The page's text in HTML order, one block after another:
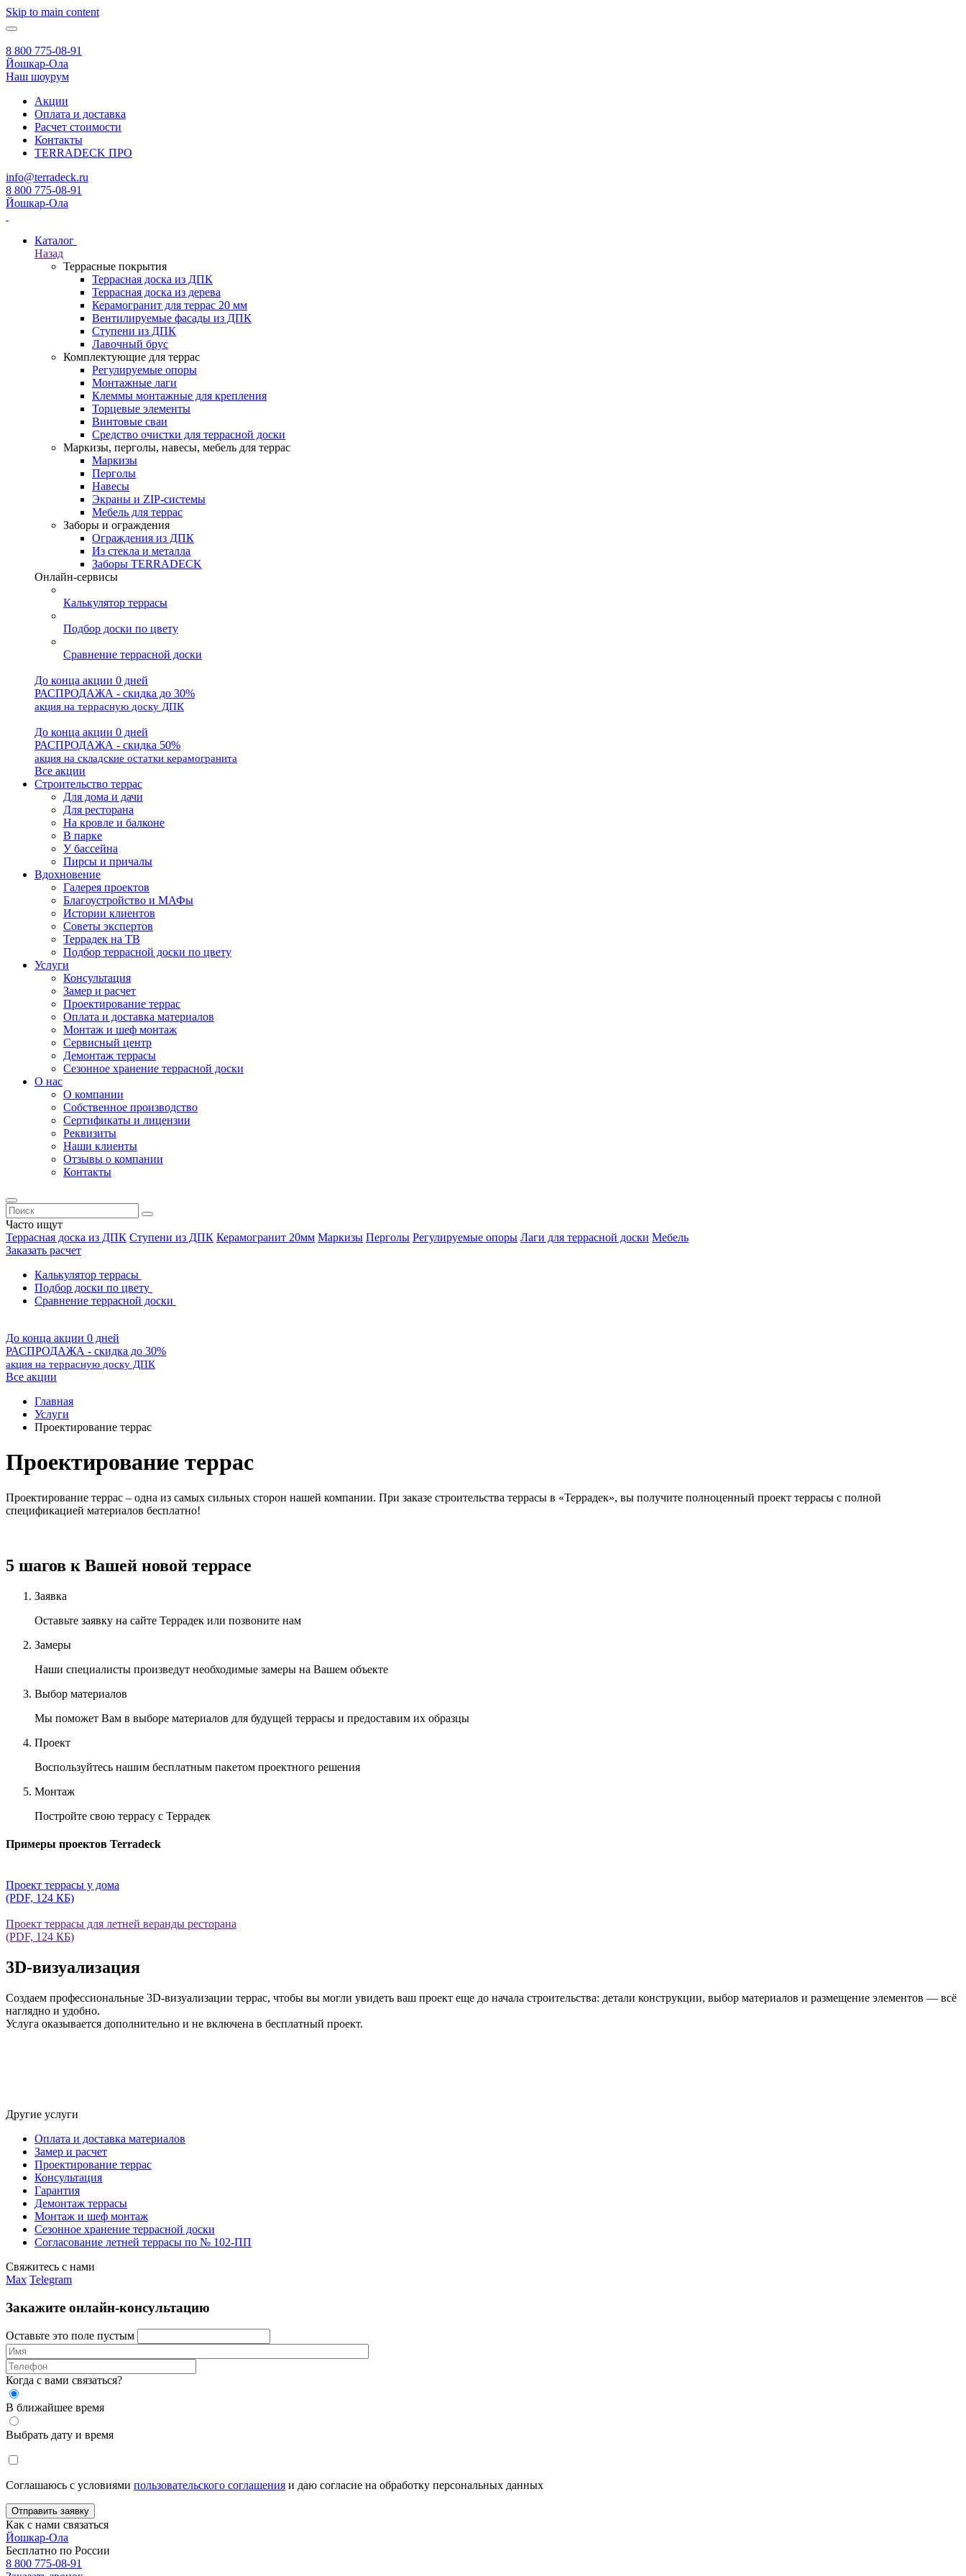
Skip to main content
8 800 775-08-91
Йошкар-Ола
Наш шоурум
Акции
Оплата и доставка
Расчет стоимости
Контакты
TERRADECK ПРО
info@terradeck.ru
8 800 775-08-91
Йошкар-Ола
Каталог
Назад
Террасные покрытия
Террасная доска из ДПК
Террасная доска из дерева
Керамогранит для террас 20 мм
Вентилируемые фасады из ДПК
Ступени из ДПК
Лавочный брус
Комплектующие для террас
Регулируемые опоры
Монтажные лаги
Клеммы монтажные для крепления
Торцевые элементы
Винтовые сваи
Средство очистки для террасной доски
Маркизы, перголы, навесы, мебель для террас
Маркизы
Перголы
Навесы
Экраны и ZIP-системы
Мебель для террас
Заборы и ограждения
Ограждения из ДПК
Из стекла и металла
Заборы TERRADECK
Онлайн-сервисы
Калькулятор террасы
Подбор доски по цвету
Сравнение террасной доски
До конца акции 0 дней
РАСПРОДАЖА - скидка до 30%
акция на террасную доску ДПК
До конца акции 0 дней
РАСПРОДАЖА - скидка 50%
акция на складские остатки керамогранита
Все акции
Строительство террас
Для дома и дачи
Для ресторана
На кровле и балконе
В парке
У бассейна
Пирсы и причалы
Вдохновение
Галерея проектов
Благоустройство и МАФы
Истории клиентов
Советы экспертов
Террадек на ТВ
Подбор террасной доски по цвету
Услуги
Консультация
Замер и расчет
Проектирование террас
Оплата и доставка материалов
Монтаж и шеф монтаж
Сервисный центр
Демонтаж террасы
Сезонное хранение террасной доски
О нас
О компании
Собственное производство
Сертификаты и лицензии
Реквизиты
Наши клиенты
Отзывы о компании
Контакты
Часто ищут
Террасная доска из ДПК Ступени из ДПК Керамогранит 20мм Маркизы Перголы Регулируемые опоры Лаги для террасной доски Мебель
Заказать расчет
Калькулятор террасы
Подбор доски по цвету
Сравнение террасной доски
До конца акции 0 дней
РАСПРОДАЖА - скидка до 30%
акция на террасную доску ДПК
Все акции
Главная
Услуги
Проектирование террас
Проектирование террас
Проектирование террас – одна из самых сильных сторон нашей компании. При заказе строительства террасы в «Террадек», вы получите полноценный проект террасы с полной
спецификацией материалов бесплатно!
5 шагов к Вашей новой террасе
Заявка
Оставьте заявку на сайте Террадек или позвоните нам
Замеры
Наши специалисты произведут необходимые замеры на Вашем объекте
Выбор материалов
Мы поможет Вам в выборе материалов для будущей террасы и предоставим их образцы
Проект
Воспользуйтесь нашим бесплатным пакетом проектного решения
Монтаж
Постройте свою террасу с Террадек
Примеры проектов Terradeck
Проект террасы у дома
(PDF, 124 КБ)
Проект террасы для летней веранды ресторана
(PDF, 124 КБ)
3D-визуализация
Создаем профессиональные 3D-визуализации террас, чтобы вы могли увидеть ваш проект еще до начала строительства: детали конструкции, выбор материалов и размещение элементов — всё
наглядно и удобно.
Услуга оказывается дополнительно и не включена в бесплатный проект.
Другие услуги
Оплата и доставка материалов
Замер и расчет
Проектирование террас
Консультация
Гарантия
Демонтаж террасы
Монтаж и шеф монтаж
Сезонное хранение террасной доски
Согласование летней террасы по № 102-ПП
Свяжитесь с нами
Max Telegram
Закажите онлайн-консультацию
Оставьте это поле пустым
Когда с вами связаться?
В ближайшее время
Выбрать дату и время
Соглашаюсь с условиями пользовательского соглашения и даю согласие на обработку персональных данных
Отправить заявку
Как с нами связаться
Йошкар-Ола
Бесплатно по России
8 800 775-08-91